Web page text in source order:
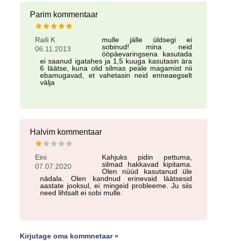
Parim kommentaar
Raili K
06.11.2013
mulle jälle üldsegi ei
sobinud! mina neid
ööpäevaringsena kasutada
ei saanud igatahes ja 1,5 kuuga kasutasin ära
6 läätse, kuna olid silmas peale magamist nii
ebamugavad, et vahetasin neid enneaegselt
välja
Halvim kommentaar
Eini
07.07.2020
Kahjuks pidin pettuma,
silmad hakkavad kipitama.
Olen nüüd kasutanud üle
nädala. Olen kandnud erinevaid läätsesid
aastate jooksul, ei mingeid probleeme. Ju siis
need lihtsalt ei sobi mulle.
Kirjutage oma kommnetaar »